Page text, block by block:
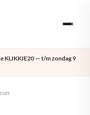
KLIKKIE20 — t/m zondag 9